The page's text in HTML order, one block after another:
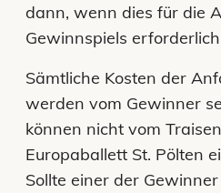
dann, wenn dies für die
Gewinnspiels
Sämtliche Kosten der
werden vom Gewinner
können nicht vom
Europaballett St. Pölten
Sollte einer der